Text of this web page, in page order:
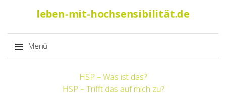
leben-mit-hochsensibilität.de
Menü
HSP – Was ist das?
HSP – Trifft das auf mich zu?